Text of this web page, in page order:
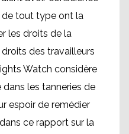
de tout type ont la
les droits de la
des travailleurs
Watch considère
dans les tanneries de
espoir de remédier
ce rapport sur la